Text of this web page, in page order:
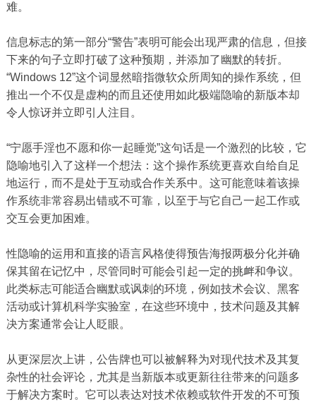
难。
信息标志的第一部分“警告”表明可能会出现严肃的信息，但接
下来的句子立即打破了这种预期，并添加了幽默的转折。
“Windows 12”这个词显然暗指微软众所周知的操作系统，但
推出一个不仅是虚构的而且还使用如此极端隐喻的新版本却
令人惊讶并立即引人注目。
“宁愿手淫也不愿和你一起睡觉”这句话是一个激烈的比较，它
隐喻地引入了这样一个想法：这个操作系统更喜欢自给自足
地运行，而不是处于互动或合作关系中。这可能意味着该操
作系统非常容易出错或不可靠，以至于与它自己一起工作或
交互会更加困难。
性隐喻的运用和直接的语言风格使得预告海报两极分化并确
保其留在记忆中，尽管同时可能会引起一定的挑衅和争议。
此类标志可能适合幽默或讽刺的环境，例如技术会议、黑客
活动或计算机科学实验室，在这些环境中，技术问题及其解
决方案通常会让人眨眼。
从更深层次上讲，公告牌也可以被解释为对现代技术及其复
杂性的社会评论，尤其是当新版本或更新往往带来的问题多
于解决方案时。它可以表达对技术依赖或软件开发的不可预